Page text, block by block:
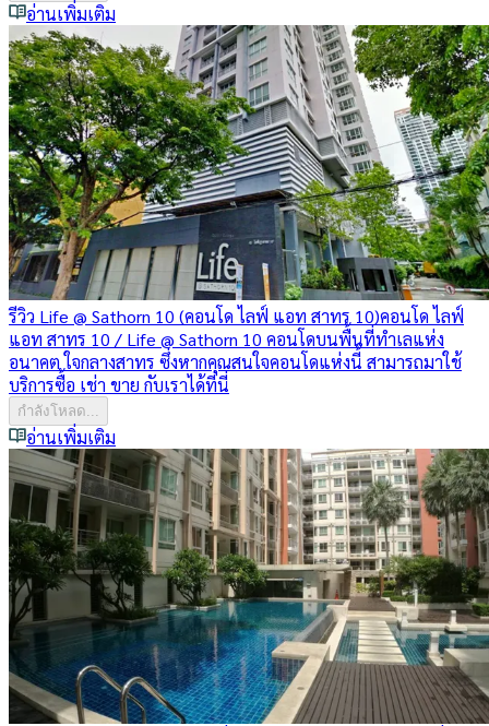
อ่านเพิ่มเติม
รีวิว Life @ Sathorn 10 (คอนโด ไลฟ์ แอท สาทร 10)คอนโด ไลฟ์
แอท สาทร 10 / Life @ Sathorn 10 คอนโดบนพื้นที่ทำเลแห่ง
อนาคต ใจกลางสาทร ซึ่งหากคุณสนใจคอนโดแห่งนี้ สามารถมาใช้
บริการซื้อ เช่า ขาย กับเราได้ที่นี่
กำลังโหลด...
อ่านเพิ่มเติม